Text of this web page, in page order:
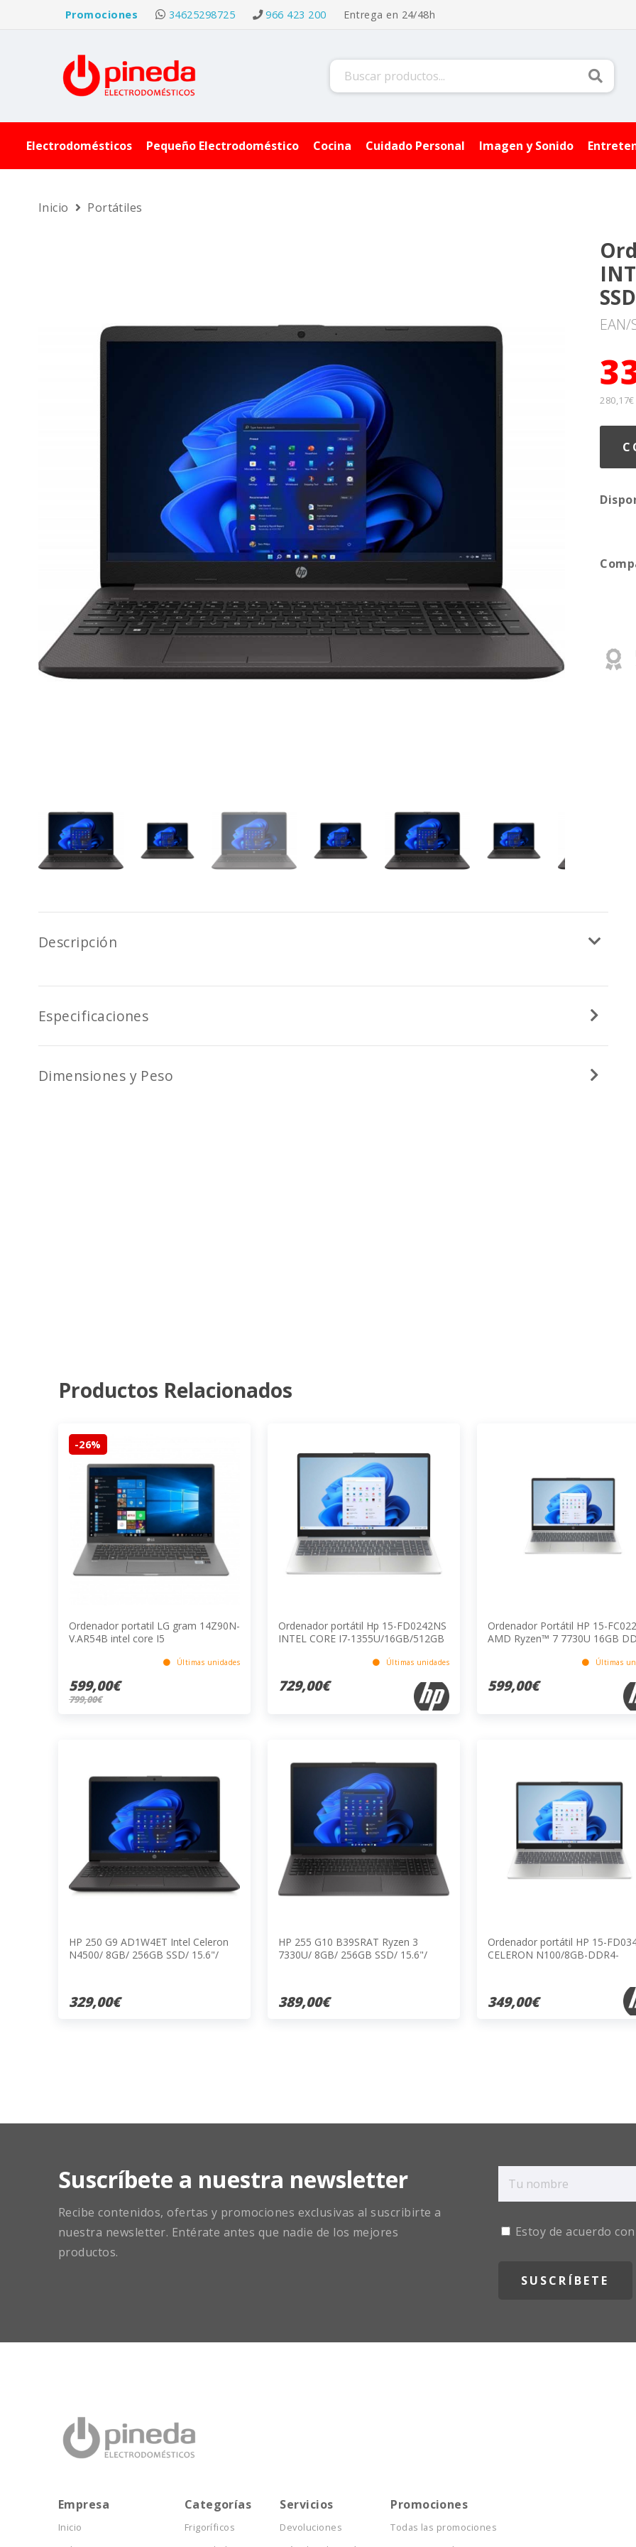
Promociones 34625298725 966 423 200 Entrega en 24/48h
Electrodomésticos Pequeño Electrodoméstico Cocina Cuidado Personal Imagen y Sonido
Inicio  Portátiles
Descripción
Especificaciones
Dimensiones y Peso
Productos Relacionados
-26%
Ordenador portatil LG gram 14Z90N-
V.AR54B intel core I5
Últimas unidades
599,00€
799,00€
Ordenador portátil Hp 15-FD0242NS
INTEL CORE I7-1355U/16GB/512GB
Últimas unidades
729,00€
Ordenador Portátil HP 15-
AMD Ryzen™ 7 7730U 16GB
Home 15.6 Pulgadas GrisÚltimas
599,00€
HP 250 G9 AD1W4ET Intel Celeron
N4500/ 8GB/ 256GB SSD/ 15.6"/
329,00€
HP 255 G10 B39SRAT Ryzen 3
7330U/ 8GB/ 256GB SSD/ 15.6"/
389,00€
Ordenador portátil HP 15-
CELERON N100/8GB-DDR4-
349,00€
Suscríbete a nuestra newsletter
Recibe contenidos, ofertas y promociones exclusivas al suscribirte a
nuestra newsletter. Entérate antes que nadie de los mejores
productos.
Estoy de acuerdo
Empresa
Inicio
Categorías
Frigoríficos
Servicios
Devoluciones
Promociones
Todas las promociones